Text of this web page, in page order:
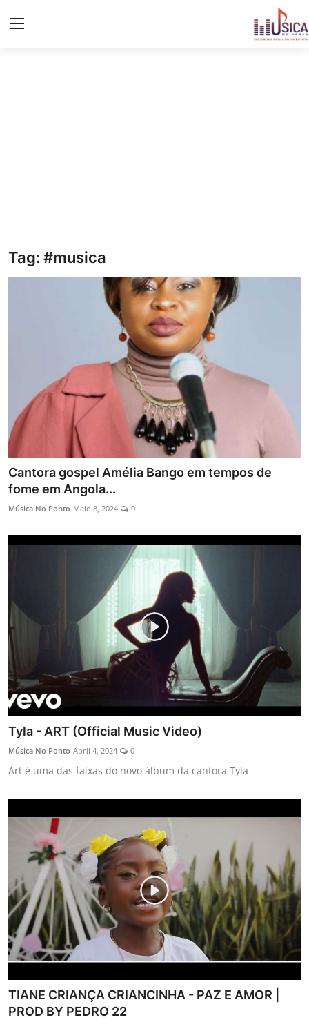
Letras de músicas/Frases
Tag: #musica
Cantora gospel Amélia Bango em tempos de
fome em Angola...
Música No Ponto Maio 8, 2024 0
Tyla - ART (Official Music Video)
Música No Ponto Abril 4, 2024 0
Art é uma das faixas do novo álbum da cantora Tyla
TIANE CRIANÇA CRIANCINHA - PAZ E AMOR |
PROD BY PEDRO 22